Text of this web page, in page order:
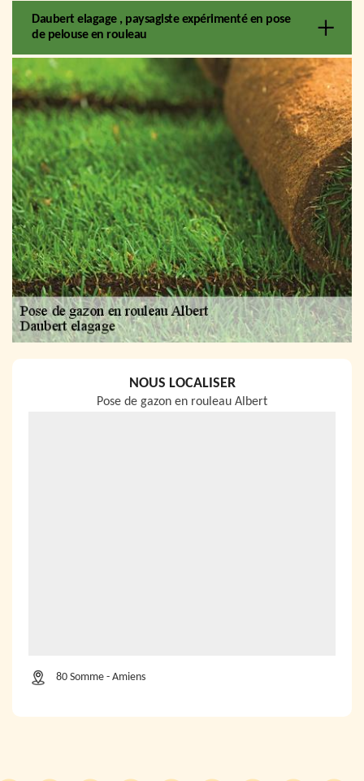
Daubert elagage , paysagiste expérimenté en pose
de pelouse en rouleau
NOUS LOCALISER
Pose de gazon en rouleau Albert
80 Somme - Amiens